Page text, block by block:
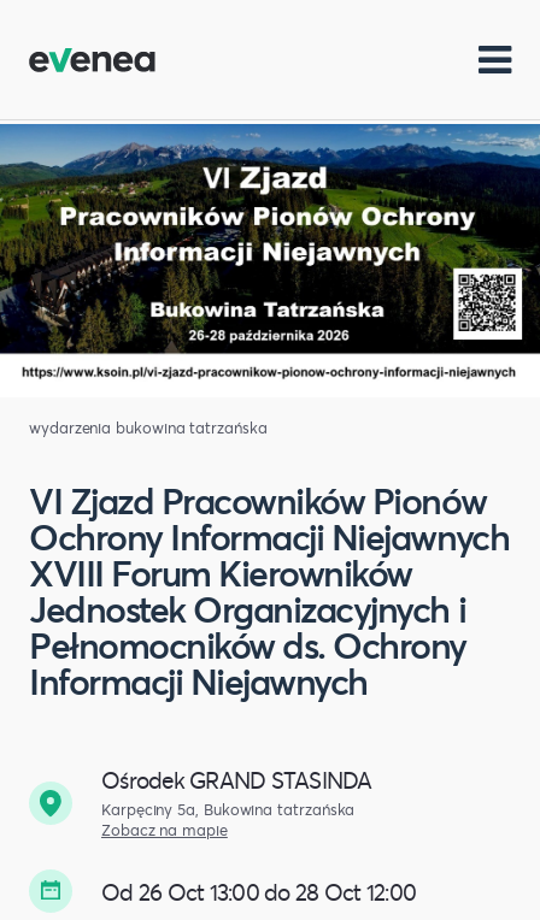
wydarzenia bukowina tatrzańska
VI Zjazd Pracowników Pionów
Ochrony Informacji Niejawnych
XVIII Forum Kierowników
Jednostek Organizacyjnych i
Pełnomocników ds. Ochrony
Informacji Niejawnych
Ośrodek GRAND STASINDA
Karpęciny 5a, Bukowina tatrzańska
Zobacz na mapie
Od 26 Oct 13:00 do 28 Oct 12:00